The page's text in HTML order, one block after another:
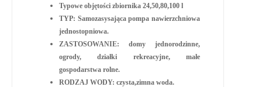
Typowe objętości zbiornika 24,50,80,100 l
TYP: Samozasysająca pompa nawierzchniowa
jednostopniowa.
ZASTOSOWANIE: domy jednorodzinne,
ogrody, działki rekreacyjne, małe
gospodarstwa rolne.
RODZAJ WODY: czysta,zimna woda.